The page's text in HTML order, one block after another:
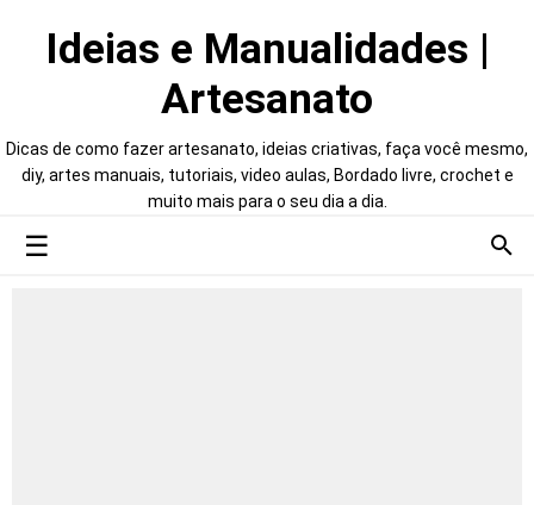
Ideias e Manualidades |
Artesanato
Dicas de como fazer artesanato, ideias criativas, faça você mesmo,
diy, artes manuais, tutoriais, video aulas, Bordado livre, crochet e
muito mais para o seu dia a dia.